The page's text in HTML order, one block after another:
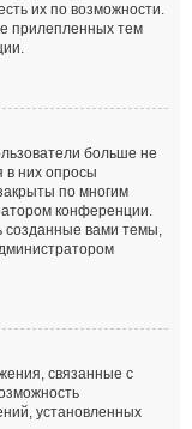
их по возможности.
прилепленных тем
больше не
в них опросы
по многим
конференции.
созданные вами темы,
связанные с
установленных